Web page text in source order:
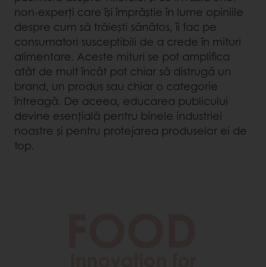
non-experți care își împrăștie în lume opiniile
despre cum să trăiești sănătos, îi fac pe
consumatori susceptibili de a crede în mituri
alimentare. Aceste mituri se pot amplifica
atât de mult încât pot chiar să distrugă un
brand, un produs sau chiar o categorie
întreagă. De aceea, educarea publicului
devine esențială pentru binele industriei
noastre și pentru protejarea produselor ei de
top.